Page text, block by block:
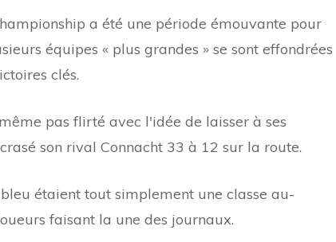
a été une période émouvante pour
équipes « plus grandes » se sont effondrées
clés.
pas flirté avec l'idée de laisser à ses
son rival Connacht 33 à 12 sur la route.
étaient tout simplement une classe au-
faisant la une des journaux.